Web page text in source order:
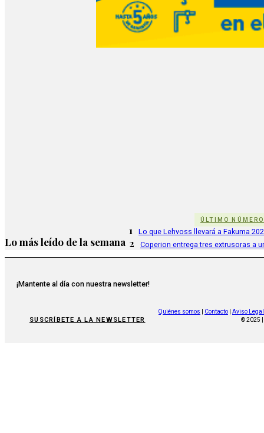
ÚLTIMO NÚMERO
Lo más leído de la semana
1 Lo que Lehvoss llevará a Fakuma
2 Coperion entrega tres extrusoras a
¡Mantente al día con nuestra newsletter!
SUSCRÍBETE A LA NEWSLETTER
Quiénes somos Contacto
Aviso Legal
© 2025